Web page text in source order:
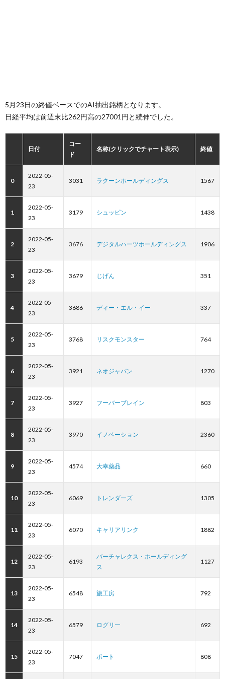
5月23日の終値ベースでのAI抽出銘柄となります。
日経平均は前週末比262円高の27001円と続伸でした。
日付
コー
ド
名称(クリックでチャート表示) 終値
0
2022-05-
23
3031 ラクーンホールディングス 1567
1
2022-05-
23
3179 シュッピン 1438
2
2022-05-
23
3676 デジタルハーツホールディングス 1906
3
2022-05-
23
3679 じげん 351
4
2022-05-
23
3686 ディー・エル・イー 337
5
2022-05-
23
3768 リスクモンスター 764
6
2022-05-
23
3921 ネオジャパン 1270
7
2022-05-
23
3927 フーバーブレイン 803
8
2022-05-
23
3970 イノベーション 2360
9
2022-05-
23
4574 大幸薬品 660
10
2022-05-
23
6069 トレンダーズ 1305
11
2022-05-
23
6070 キャリアリンク 1882
12
2022-05-
23
6193
バーチャレクス・ホールディング
ス
1127
13
2022-05-
23
6548 旅工房 792
14
2022-05-
23
6579 ログリー 692
15
2022-05-
23
7047 ポート 808